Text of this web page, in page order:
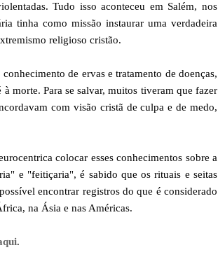
Tudo isso aconteceu em Salém, nos
tinha como missão instaurar uma verdadeira
religioso cristão.
de ervas e tratamento de doenças,
morte. Para se salvar, muitos tiveram que fazer
com visão cristã de culpa e de medo,
colocar esses conhecimentos sobre a
e "feitiçaria", é sabido que os rituais e seitas
encontrar registros do que é considerado
na Ásia e nas Américas.
.